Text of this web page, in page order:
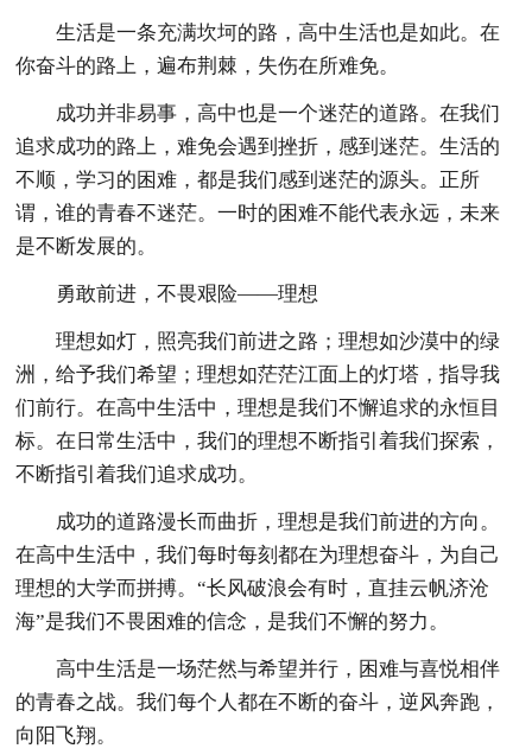
生活是一条充满坎坷的路，高中生活也是如此。在
你奋斗的路上，遍布荆棘，失伤在所难免。
成功并非易事，高中也是一个迷茫的道路。在我们
追求成功的路上，难免会遇到挫折，感到迷茫。生活的
不顺，学习的困难，都是我们感到迷茫的源头。正所
谓，谁的青春不迷茫。一时的困难不能代表永远，未来
是不断发展的。
勇敢前进，不畏艰险——理想
理想如灯，照亮我们前进之路；理想如沙漠中的绿
洲，给予我们希望；理想如茫茫江面上的灯塔，指导我
们前行。在高中生活中，理想是我们不懈追求的永恒目
标。在日常生活中，我们的理想不断指引着我们探索，
不断指引着我们追求成功。
成功的道路漫长而曲折，理想是我们前进的方向。
在高中生活中，我们每时每刻都在为理想奋斗，为自己
理想的大学而拼搏。“长风破浪会有时，直挂云帆济沧
海”是我们不畏困难的信念，是我们不懈的努力。
高中生活是一场茫然与希望并行，困难与喜悦相伴
的青春之战。我们每个人都在不断的奋斗，逆风奔跑，
向阳飞翔。